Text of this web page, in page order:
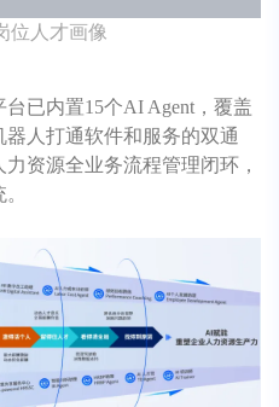
位人才画像
台已内置15个AI Agent，覆盖
人打通软件和服务的双通
资源全业务流程管理闭环，